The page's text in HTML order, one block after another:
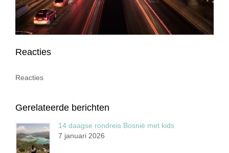
Reacties
Reacties
Gerelateerde berichten
14 daagse rondreis Bosnië met kids
7 januari 2026